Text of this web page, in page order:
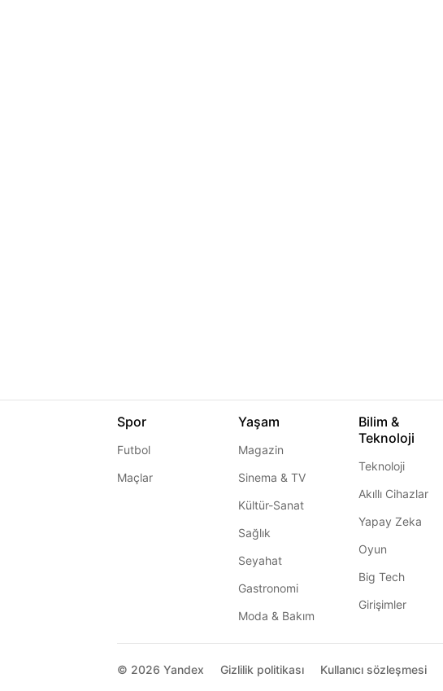
Spor
Futbol
Maçlar
Yaşam
Magazin
Sinema & TV
Kültür-Sanat
Sağlık
Seyahat
Gastronomi
Moda & Bakım
Bilim &
Teknoloji
Teknoloji
Akıllı Cihazlar
Yapay Zeka
Oyun
Big Tech
Girişimler
© 2026 Yandex Gizlilik politikası Kullanıcı sözleşmesi